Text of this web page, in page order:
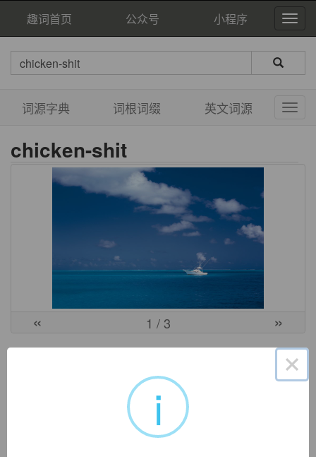
趣词首页 公众号 小程序
词源字典 词根词缀 英文词源
chicken-shit
« 1 / 3 »
1947 (n.) "contemptible cowardly person;" 1948 (adj.); from
×
i